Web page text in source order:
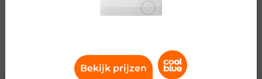
je vlekken op 30 graden Celsius. Je wast grote ladingen in
sensor past het verbruik aan op iedere lading.
Bekijk prijzen